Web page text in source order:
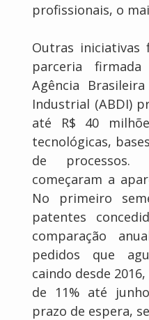
profissionais, o
Outras iniciativas
parceria
Agência
Industrial (ABDI)
até R$ 40
tecnológicas,
de
começaram a
No primeiro
patentes
comparação
pedidos que
caindo desde
de 11% até
prazo de espera,